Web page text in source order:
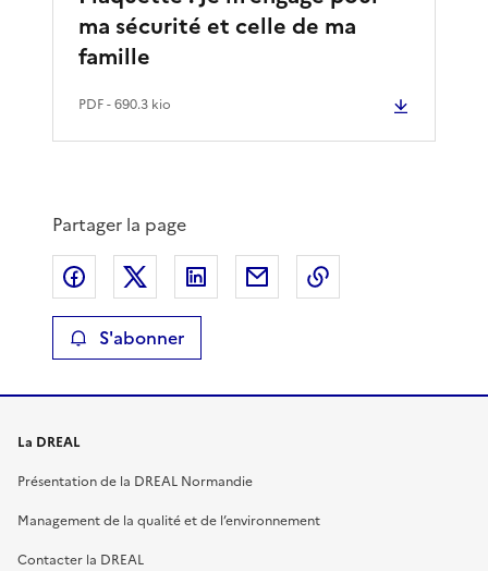
ma sécurité et celle de ma
famille
PDF- 690.3 kio
Partager la page
Partager sur Facebook
Partager sur XPartager sur LinkedIn
Partager par email
S'abonner
La DREAL
Présentation de la DREAL Normandie
Management de la qualité et de l’environnement
Contacter la DREAL